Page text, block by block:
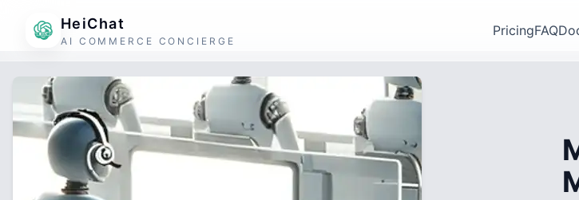
HeiChat
AI COMMERCE CONCIERGE
PricingFAQ